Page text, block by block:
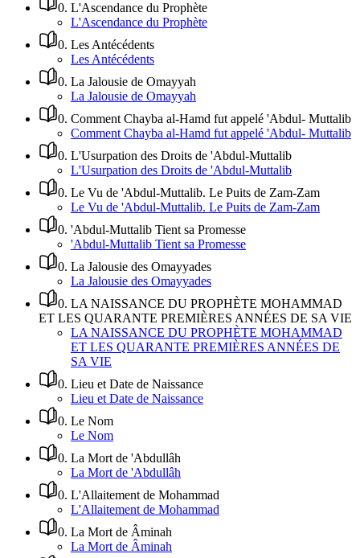
0. L'Ascendance du Prophète
L'Ascendance du Prophète
0. Les Antécédents
Les Antécédents
0. La Jalousie de Omayyah
La Jalousie de Omayyah
0. Comment Chayba al-Hamd fut appelé 'Abdul- Muttalib
Comment Chayba al-Hamd fut appelé 'Abdul- Muttalib
0. L'Usurpation des Droits de 'Abdul-Muttalib
L'Usurpation des Droits de 'Abdul-Muttalib
0. Le Vu de 'Abdul-Muttalib. Le Puits de Zam-Zam
Le Vu de 'Abdul-Muttalib. Le Puits de Zam-Zam
0. 'Abdul-Muttalib Tient sa Promesse
'Abdul-Muttalib Tient sa Promesse
0. La Jalousie des Omayyades
La Jalousie des Omayyades
0. LA NAISSANCE DU PROPHÈTE MOHAMMAD
ET LES QUARANTE PREMIÈRES ANNÉES DE SA VIE
LA NAISSANCE DU PROPHÈTE MOHAMMAD
ET LES QUARANTE PREMIÈRES ANNÉES DE
SA VIE
0. Lieu et Date de Naissance
Lieu et Date de Naissance
0. Le Nom
Le Nom
0. La Mort de 'Abdullâh
La Mort de 'Abdullâh
0. L'Allaitement de Mohammad
L'Allaitement de Mohammad
0. La Mort de Âminah
La Mort de Âminah